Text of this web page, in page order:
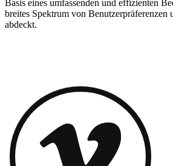
Basis eines umfassenden und effizienten
breites Spektrum von Benutzerpräferenzen
abdeckt.